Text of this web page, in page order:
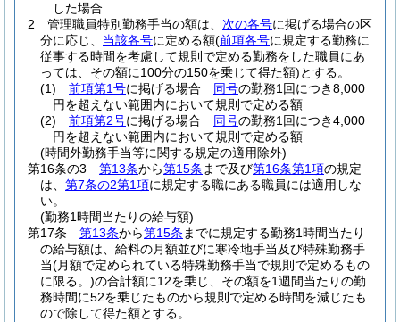
した場合
2
管理職員特別勤務手当の額は、 次の各号に掲げる場合の区
分に応じ、 当該各号に定める額(前項各号に規定する勤務に
従事する時間を考慮して規則で定める勤務をした職員にあ
っては、その額に100分の150を乗じて得た額)とする。
(1)
前項第1号に掲げる場合 同号の勤務1回につき8,000
円を超えない範囲内において規則で定める額
(2)
前項第2号に掲げる場合 同号の勤務1回につき4,000
円を超えない範囲内において規則で定める額
(時間外勤務手当等に関する規定の適用除外)
第16条の3
第13条から第15条 まで及び第16条第1項の規定
は、 第7条の2第1項に規定する職にある職員には適用しな
い。
(勤務1時間当たりの給与額)
第17条
第13条から第15条 までに規定する勤務1時間当たり
の給与額は、給料の月額並びに寒冷地手当及び特殊勤務手
当(月額で定められている特殊勤務手当で規則で定めるもの
に限る。)の合計額に12を乗じ、その額を1週間当たりの勤
務時間に52を乗じたものから規則で定める時間を減じたも
ので除して得た額とする。